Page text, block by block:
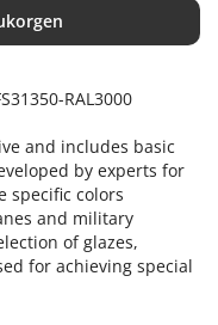
RAL3000
and includes basic
by experts for
specific colors
and military
of glazes,
for achieving special